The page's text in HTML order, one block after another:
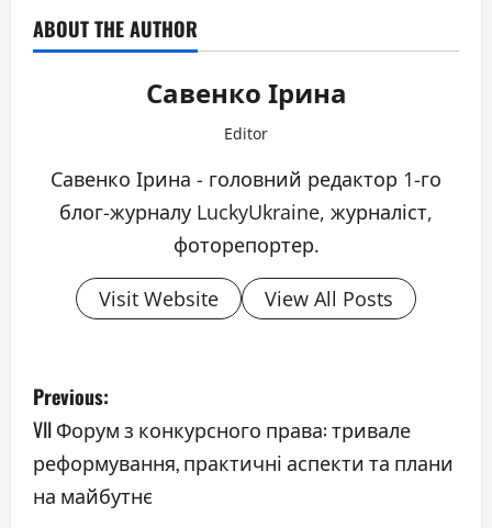
ABOUT THE AUTHOR
Савенко Ірина
Editor
Савенко Ірина - головний редактор 1-го
блог-журналу LuckyUkraine, журналіст,
фоторепортер.
Visit Website View All Posts
P
o
s
Previous:
VII Форум з конкурсного права: тривале
реформування, практичні аспекти та плани
на майбутнє